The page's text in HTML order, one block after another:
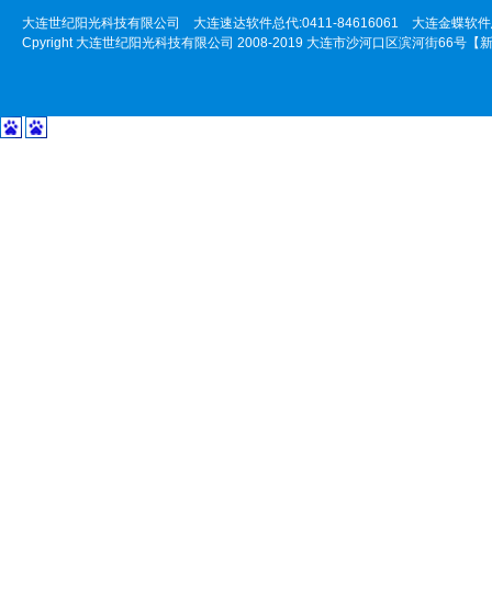
大连世纪阳光科技有限公司 大连速达软件总代:0411-84616061 大连金蝶软
Cpyright 大连世纪阳光科技有限公司 2008-2019 大连市沙河口区滨河街66号